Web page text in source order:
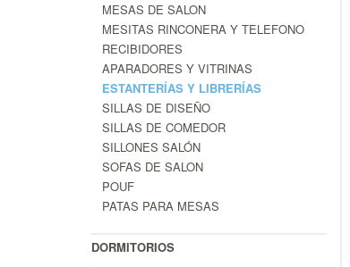
MESAS DE SALON
MESITAS RINCONERA Y TELEFONO
RECIBIDORES
APARADORES Y VITRINAS
ESTANTERÍAS Y LIBRERÍAS
SILLAS DE DISEÑO
SILLAS DE COMEDOR
SILLONES SALÓN
SOFAS DE SALON
POUF
PATAS PARA MESAS
DORMITORIOS